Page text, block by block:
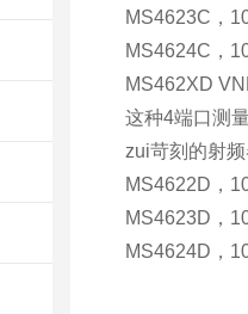
MS4623C，
MS4624C，
MS462XD
这种4端口测
zui苛刻的射
MS4622D，
MS4623D，
MS4624D，